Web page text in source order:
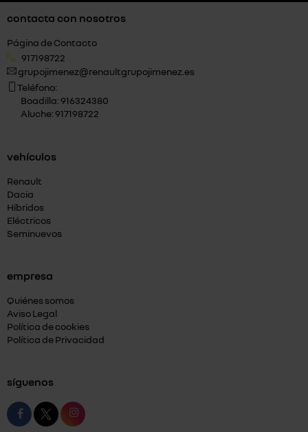
contacta con nosotros
Página de Contacto
917198722
grupojimenez@renaultgrupojimenez.es
Teléfono:
Boadilla: 916324380
Aluche: 917198722
vehículos
Renault
Dacia
Híbridos
Eléctricos
Seminuevos
empresa
Quiénes somos
Aviso Legal
Política de cookies
Política de Privacidad
síguenos